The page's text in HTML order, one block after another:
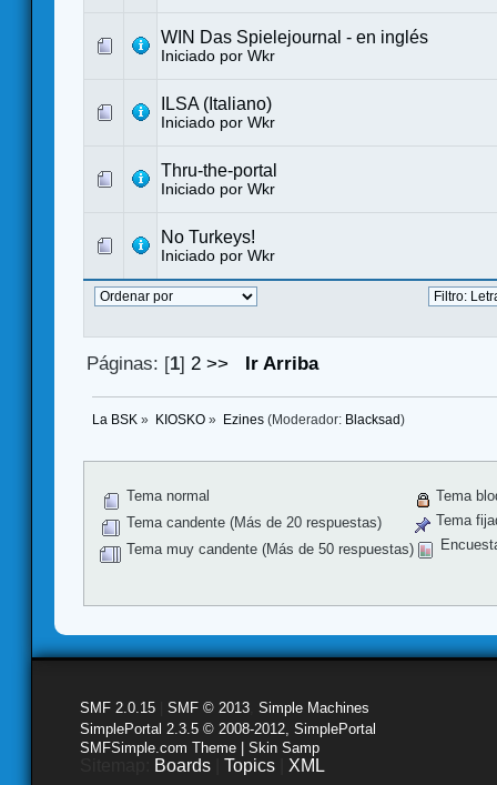
WIN Das Spielejournal - en inglés
Iniciado por Wkr
ILSA (Italiano)
Iniciado por Wkr
Thru-the-portal
Iniciado por Wkr
No Turkeys!
Iniciado por Wkr
Páginas: [1] 2 >> Ir Arriba
La BSK » KIOSKO» Ezines(Moderador: Blacksad )
Tema normal
Tema candente (Más de 20 respuestas)
Tema muy candente (Más de 50 respuestas)
Tema
Tema
SMF 2.0.15 SMF © 2013 Simple Machines
SimplePortal 2.3.5 © 2008-2012, SimplePortal
SMFSimple.com Theme | Skin Samp
Boards Topics XML